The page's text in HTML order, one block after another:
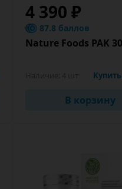
4 390 ₽
87.8 баллов
Nature Foods PAK
В корзину